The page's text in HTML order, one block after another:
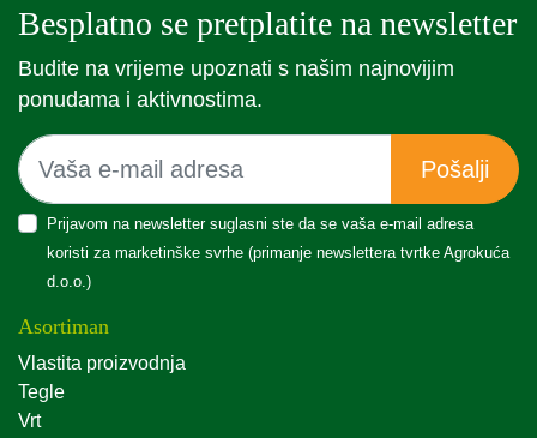
Besplatno se pretplatite na newsletter
Budite na vrijeme upoznati s našim najnovijim
ponudama i aktivnostima.
Pošalji
Prijavom na newsletter suglasni ste da se vaša e-mail adresa
koristi za marketinške svrhe (primanje newslettera tvrtke Agrokuća
d.o.o.)
Asortiman
Vlastita proizvodnja
Tegle
Vrt